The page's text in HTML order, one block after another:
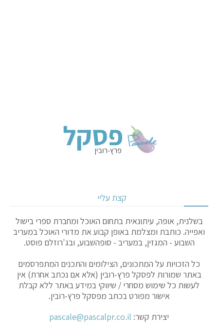
קצת עליי
בשלנית, אופה, עיתונאית בתחום האוכל ומחברת ספרי בישול
ואפייה. כותבת ומצלמת באופן קבוע את מדורי האוכל במעריב
השבוע - המגזין, במעריב - סופהשבוע, ובג'רוזלם פוסט.
כל הזכויות על המתכונים, הצילומים והתכנים המתפרסמים
באתר שמורות לפסקל פרץ-רובין (אלא אם נכתב אחרת) אין
לעשות כל שימוש מסחרי / שיווקי במידע באתר ללא קבלת
אישור מפורט בכתב מפסקל פרץ-רובין.
יצירת קשר: pascale@pascalpr.co.il